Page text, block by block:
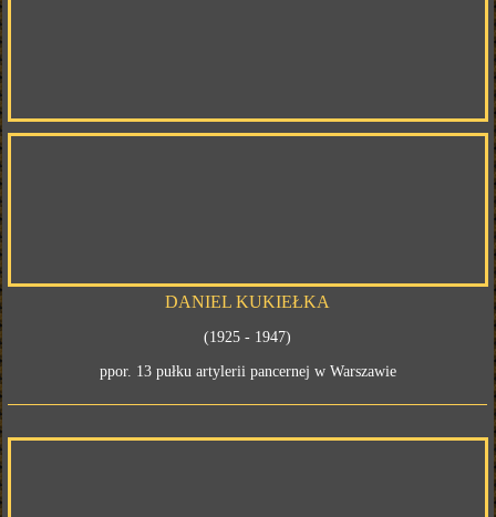
DANIEL KUKIEŁKA
(1925 - 1947)
ppor. 13 pułku artylerii pancernej w Warszawie